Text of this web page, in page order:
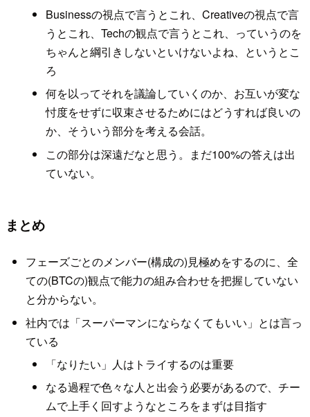
Businessの視点で言うとこれ、Creativeの視点で言
うとこれ、Techの観点で言うとこれ、っていうのを
ちゃんと綱引きしないといけないよね、というとこ
ろ
何を以ってそれを議論していくのか、お互いが変な
忖度をせずに収束させるためにはどうすれば良いの
か、そういう部分を考える会話。
この部分は深遠だなと思う。まだ100%の答えは出
ていない。
まとめ
フェーズごとのメンバー(構成の)見極めをするのに、全
ての(BTCの)観点で能力の組み合わせを把握していない
と分からない。
社内では「スーパーマンにならなくてもいい」とは言っ
ている
「なりたい」人はトライするのは重要
なる過程で色々な人と出会う必要があるので、チー
ムで上手く回すようなところをまずは目指す